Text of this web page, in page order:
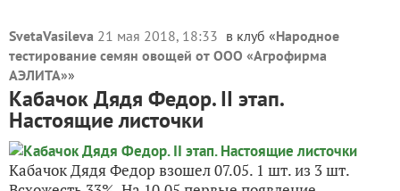
SvetaVasileva 21 мая 2018, 18:33 в клуб «Народное
тестирование семян овощей от ООО «Агрофирма
АЭЛИТА»»
Кабачок Дядя Федор. II этап.
Настоящие листочки
Кабачок Дядя Федор взошел 07.05. 1 шт. из 3 шт.